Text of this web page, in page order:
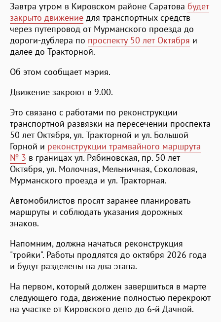
Завтра утром в Кировском районе Саратова будет
закрыто движение для транспортных средств
через путепровод от Мурманского проезда до
дороги-дублера по проспекту 50 лет Октября и
далее до Тракторной.
Об этом сообщает мэрия.
Движение закроют в 9.00.
Это связано с работами по реконструкции
транспортной развязки на пересечении проспекта
50 лет Октября, ул. Тракторной и ул. Большой
Горной и реконструкции трамвайного маршрута
№ 3 в границах ул. Рябиновская, пр. 50 лет
Октября, ул. Молочная, Мельничная, Соколовая,
Мурманского проезда и ул. Тракторная.
Автомобилистов просят заранее планировать
маршруты и соблюдать указания дорожных
знаков.
Напомним, должна начаться реконструкция
"тройки". Работы продлятся до октября 2026 года
и будут разделены на два этапа.
На первом, который должен завершиться в марте
следующего года, движение полностью перекроют
на участке от Кировского депо до 6-й Дачной.